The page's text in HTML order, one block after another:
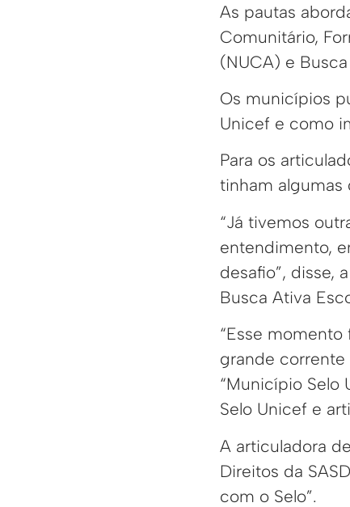
As pautas
Comunitário,
(NUCA) e
Os municípios
Unicef e como
Para os
tinham algumas
“Já tivemos
entendimento,
desafio”, disse,
Busca Ativa
“Esse
grande
“Município Selo
Selo Unicef e
A articuladora
Direitos da
com o Selo”.